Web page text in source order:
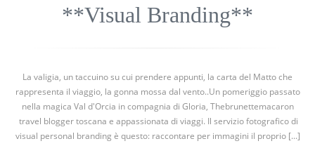
**Visual Branding**
La valigia, un taccuino su cui prendere appunti, la carta del Matto che
rappresenta il viaggio, la gonna mossa dal vento..Un pomeriggio passato
nella magica Val d'Orcia in compagnia di Gloria, Thebrunettemacaron
travel blogger toscana e appassionata di viaggi. Il servizio fotografico di
visual personal branding è questo: raccontare per immagini il proprio [...]